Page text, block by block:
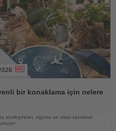
bir konaklama için nelere
sözleşmeler, sigorta ve olası tazminat